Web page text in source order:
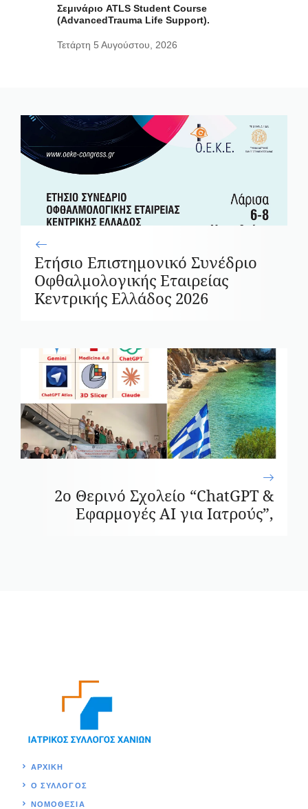
Σεμινάριο ATLS Student Course
(AdvancedTrauma Life Support).
Τετάρτη 5 Αυγούστου, 2026
Ετήσιο Επιστημονικό Συνέδριο
Οφθαλμολογικής Εταιρείας
Κεντρικής Ελλάδος 2026
2ο Θερινό Σχολείο “ChatGPT &
Εφαρμογές AI για Ιατρούς”,
ΑΡΧΙΚΉ
Ο ΣΥΛΛΟΓΟΣ
ΝΟΜΟΘΕΣΊΑ